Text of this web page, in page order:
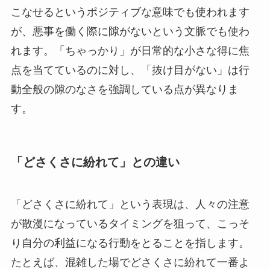
こなせるというポジティブな意味でも使われます
が、悪事を働く際に隙がないという文脈でも使わ
れます。「ちゃっかり」が日常的な小さな得に焦
点を当てているのに対し、「抜け目がない」は行
動全般の隙のなさを強調している点が異なりま
す。
「どさくさに紛れて」との違い
「どさくさに紛れて」という表現は、人々の注意
が散漫になっているタイミングを狙って、こっそ
り自分の利益になる行動をとることを指します。
たとえば、混雑した場でどさくさに紛れて一番よ